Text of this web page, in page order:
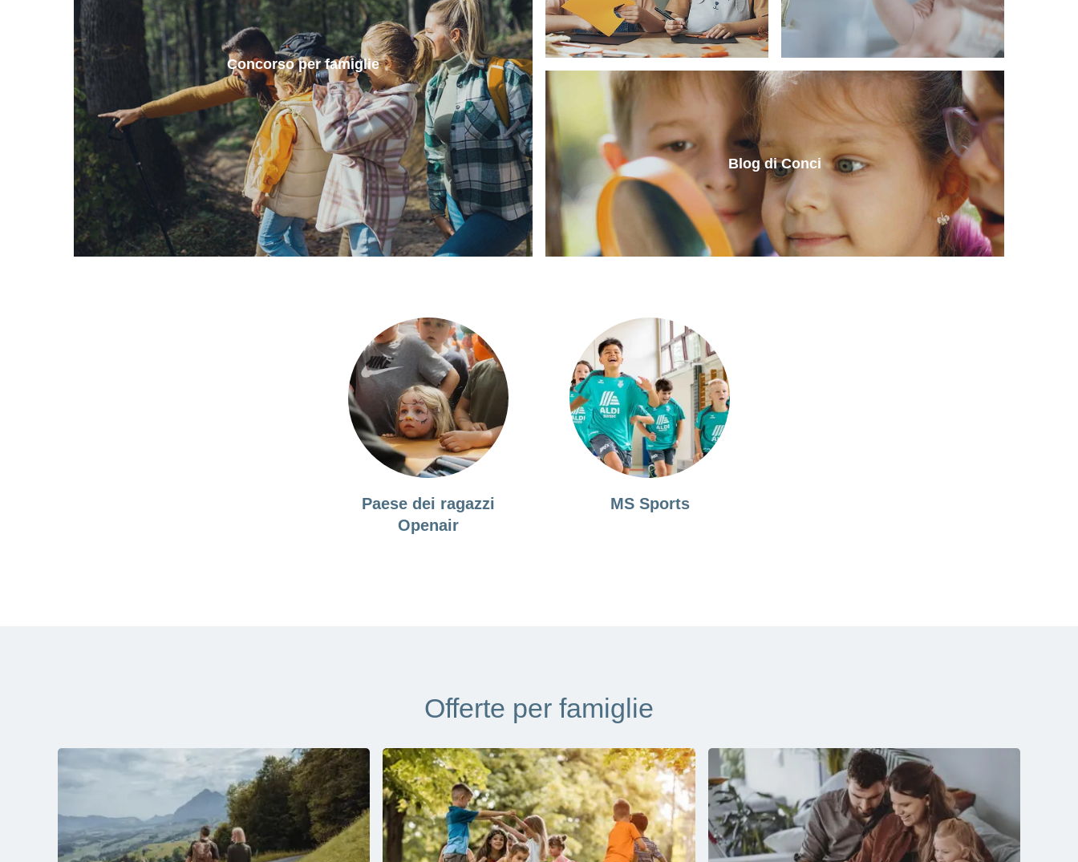
Concorso per famiglie
Blog di Conci
Paese dei ragazzi
Openair
MS Sports
Offerte per famiglie